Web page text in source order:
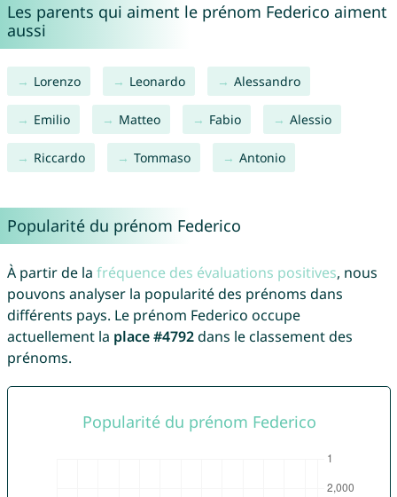
Les parents qui aiment le prénom Federico aiment
aussi
Lorenzo Leonardo Alessandro
Emilio Matteo Fabio Alessio
Riccardo Tommaso Antonio
Popularité du prénom Federico
À partir de la fréquence des évaluations positives, nous
pouvons analyser la popularité des prénoms dans
différents pays. Le prénom Federico occupe
actuellement la place #4792dans le classement des
prénoms.